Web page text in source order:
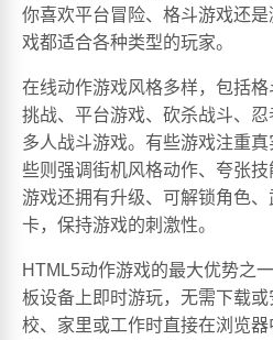
你喜欢平台冒险、格斗游戏还
戏都适合各种类型的玩家。
在线动作游戏风格多样，包括
挑战、平台游戏、砍杀战斗、
多人战斗游戏。有些游戏注重
些则强调街机风格动作、夸张
游戏还拥有升级、可解锁角色
卡，保持游戏的刺激性。
HTML5动作游戏的最大优势之
板设备上即时游玩，无需下载
校、家里或工作时直接在浏览